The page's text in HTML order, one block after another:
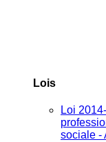
Lois
Loi
sociale -